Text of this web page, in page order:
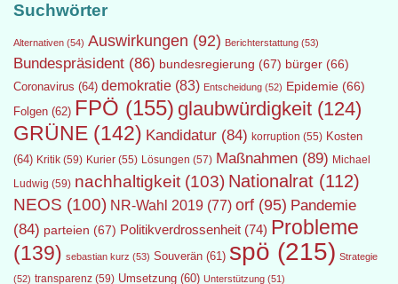
Suchwörter
Alternativen (54) Auswirkungen (92) Berichterstattung (53)
Bundespräsident (86) bundesregierung (67) bürger (66)
Coronavirus (64) demokratie (83) Entscheidung (52) Epidemie (66)
Folgen (62) FPÖ (155) glaubwürdigkeit (124)
GRÜNE (142) Kandidatur (84) korruption (55) Kosten
(64) Kritik (59) Kurier (55) Lösungen (57) Maßnahmen (89) Michael
Ludwig (59) nachhaltigkeit (103) Nationalrat (112)
NEOS (100) NR-Wahl 2019 (77) orf (95) Pandemie
(84) parteien (67) Politikverdrossenheit (74) Probleme
(139) sebastian kurz (53) Souverän (61) spö (215) Strategie
(52) transparenz (59) Umsetzung (60) Unterstützung (51)